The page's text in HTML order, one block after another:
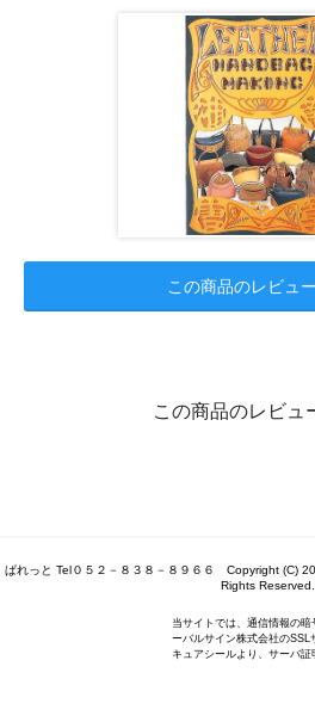
この商品のレビュ
この商品のレビュ
ぱれっと Tel０５２－８３８－８９６６ Copyright (C)
Rights Reserved.
当サイトでは、通信情報の
ーバルサイン株式会社のSSL
キュアシールより、サーバ証